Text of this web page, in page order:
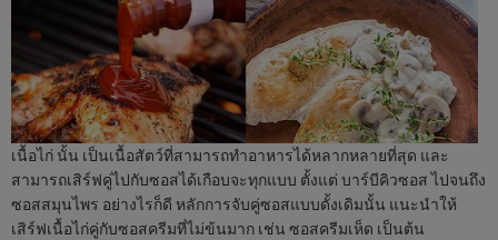
เนื้อไก่ นั้น เป็นเนื้อสัตว์ที่สามารถทำอาหารได้หลากหลายที่สุด และ
สามารถเสิร์ฟคู่ไปกับซอสได้เกือบจะทุกแบบ ตั้งแต่ บาร์บีคิวซอส ไปจนถึง
ซอสสมุนไพร อย่างไรก็ดี หลักการจับคู่ซอสแบบดั้งเดิมนั้น แนะนำให้
เสิร์ฟเนื้อไก่คู่กับซอสครีมที่ไม่ข้นมาก เช่น ซอสครีมเห็ด เป็นต้น